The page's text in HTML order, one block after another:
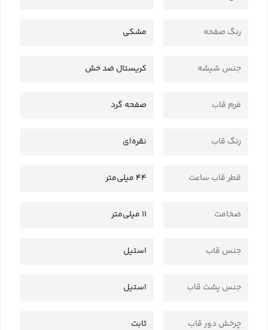
رنگ صفحه مشکی
جنس شیشه کریستال ضد خش
فرم قاب صفحه گرد
رنگ قاب نقره‌ای
قطر قاب ساعت 44 میلی‌متر
ضخامت 11 میلی‌متر
جنس قاب استیل
جنس پشت قاب استیل
چرخش دور قاب ثابت